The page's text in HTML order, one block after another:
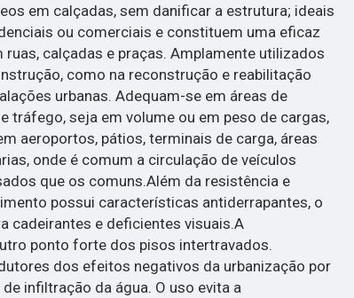
em calçadas, sem danificar a estrutura; ideais
ou comerciais e constituem uma eficaz
ruas, calçadas e praças. Amplamente utilizados
como na reconstrução e reabilitação
urbanas. Adequam-se em áreas de
tráfego, seja em volume ou em peso de cargas,
aeroportos, pátios, terminais de carga, áreas
onde é comum a circulação de veículos
que os comuns.Além da resistência e
possui características antiderrapantes, o
cadeirantes e deficientes visuais.A
ponto forte dos pisos intertravados.
dos efeitos negativos da urbanização por
infiltração da água. O uso evita a